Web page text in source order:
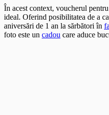
În acest context, voucherul
ideal. Oferind posibilitatea de a
aniversări de 1 an la sărbători în
foto este un cadou care aduce